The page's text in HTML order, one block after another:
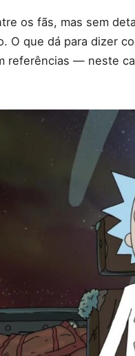
os fãs, mas sem
O que dá para dizer
referências — neste